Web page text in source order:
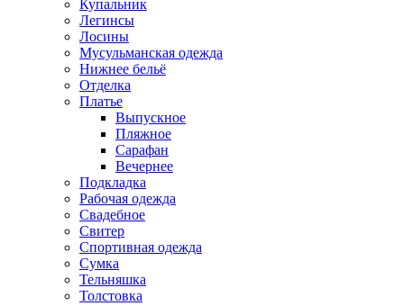
Купальник
Легинсы
Лосины
Мусульманская одежда
Нижнее бельё
Отделка
Платье
Выпускное
Пляжное
Сарафан
Вечернее
Подкладка
Рабочая одежда
Свадебное
Свитер
Спортивная одежда
Сумка
Тельняшка
Толстовка